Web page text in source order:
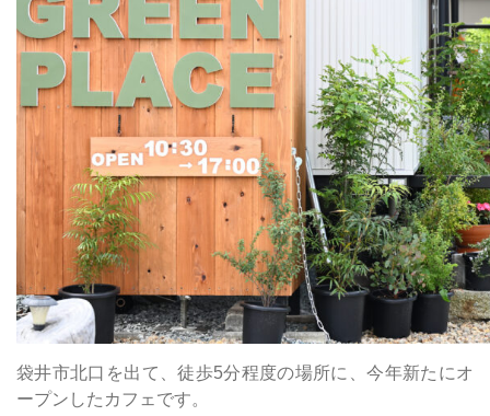
袋井市北口を出て、徒歩5分程度の場所に、今年新たにオ
ープンしたカフェです。